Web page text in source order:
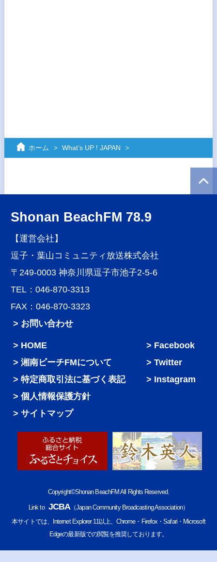
ホーム What’s UP ! JAPAN
Shonan BeachFM 78.9
【運営会社】
逗子・葉山コミュニティ放送株式会社
〒249-0003 神奈川県逗子市池子2-5-6
TEL：046-870-3313
FAX：046-870-3323
> お問い合わせ
HOME
湘南ビーチFMについて
特定商取引法に基づく表記
個人情報保護方針
サイトマップ
Facebook
Twitter
Instagram
Copyright©Shonan BeachFM All Rights Reserved.
Link to JCBA（Japan Community Broadcasting Association）
本サイトでは、Internet Explorer 11以上、Chrome・Firefox・Safari・Microsoft
Edgeの最新版での閲覧を推奨しております。